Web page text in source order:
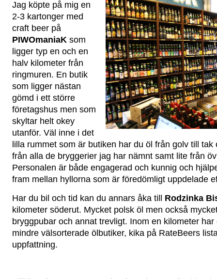
Jag köpte på mig en
2-3 kartonger med
craft beer på
PIWOmaniaK som
ligger typ en och en
halv kilometer från
ringmuren. En butik
som ligger nästan
gömd i ett större
företagshus men som
skyltar helt okey
utanför. Väl inne i det
lilla rummet som är butiken har du öl från golv till
från alla de bryggerier jag har nämnt samt lite från
Personalen är både engagerad och kunnig och
fram mellan hyllorna som är föredömligt uppdelade
Har du bil och tid kan du annars åka till Rodzinka
kilometer söderut. Mycket polsk öl men också
bryggpubar och annat trevligt. Inom en kilometer
mindre välsorterade ölbutiker, kika på RateBeers
uppfattning.